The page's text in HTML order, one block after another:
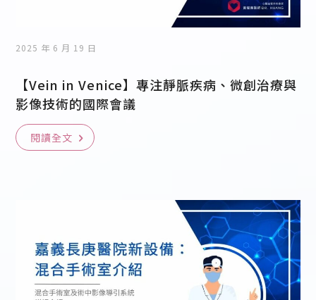
2025 年 6 月 19 日
【Vein in Venice】專注靜脈疾病、微創治療與
影像技術的國際會議
閱讀全文